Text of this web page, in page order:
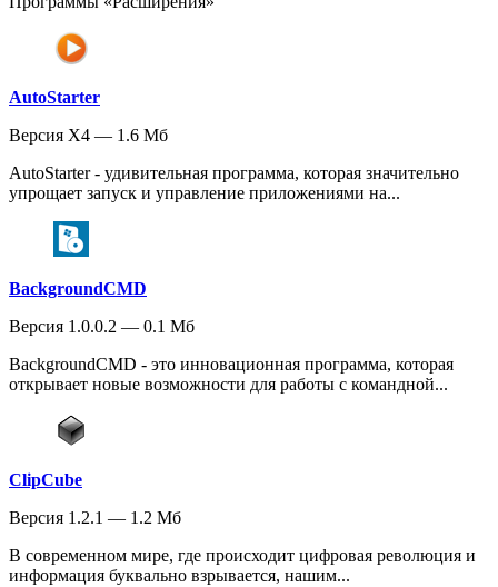
AutoStarter
Версия X4 — 1.6 Мб
AutoStarter - удивительная программа, которая значительно
упрощает запуск и управление приложениями на...
BackgroundCMD
Версия 1.0.0.2 — 0.1 Мб
BackgroundCMD - это инновационная программа, которая
открывает новые возможности для работы с командной...
ClipCube
Версия 1.2.1 — 1.2 Мб
В современном мире, где происходит цифровая революция и
информация буквально взрывается, нашим...